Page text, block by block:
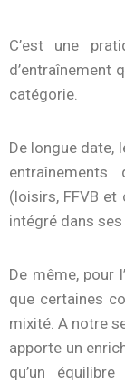
C’est une
d’entraînement
catégorie.
De longue date,
(loisirs, FFVB et
intégré dans
De même, pour
que certaines
mixité. A notre
apporte un
qu’un